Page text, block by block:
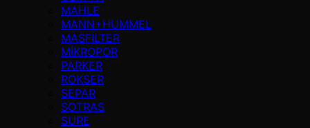
MAHLE
MANN+HUMMEL
MASFİLTER
MİKROPOR
PARKER
ROKSER
SEPAR
SOTRAS
SURE